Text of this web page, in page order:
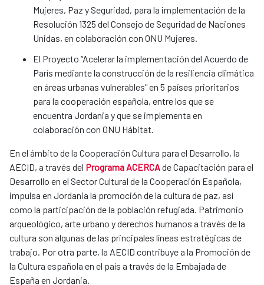
Mujeres, Paz y Seguridad, para la implementación de la
Resolución 1325 del Consejo de Seguridad de Naciones
Unidas, en colaboración con ONU Mujeres.
El Proyecto “Acelerar la implementación del Acuerdo de
París mediante la construcción de la resiliencia climática
en áreas urbanas vulnerables" en 5 países prioritarios
para la cooperación española, entre los que se
encuentra Jordania y que se implementa en
colaboración con ONU Hábitat.
En el ámbito de la Cooperación Cultura para el Desarrollo, la
AECID, a través del Programa ACERCAde Capacitación para el
Desarrollo en el Sector Cultural de la Cooperación Española,
impulsa en Jordania la promoción de la cultura de paz, así
como la participación de la población refugiada. Patrimonio
arqueológico, arte urbano y derechos humanos a través de la
cultura son algunas de las principales líneas estratégicas de
trabajo. Por otra parte, la AECID contribuye a la Promoción de
la Cultura española en el país a través de la Embajada de
España en Jordania.